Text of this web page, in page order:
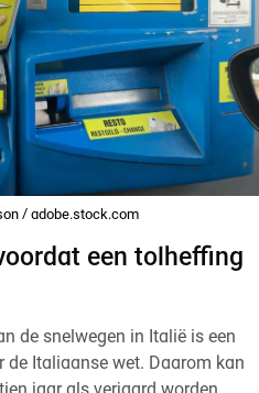
/ adobe.stock.com
een tolheffing
de snelwegen in Italië is een
de Italiaanse wet. Daarom kan